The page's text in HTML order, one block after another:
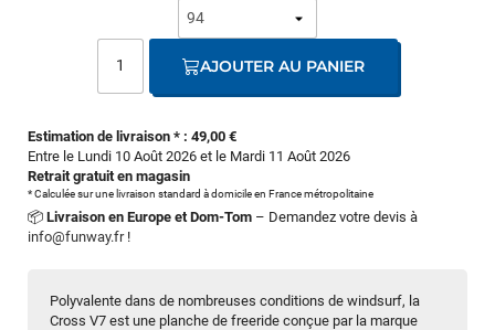
Polyvalente dans de nombreuses conditions de windsurf, la
Cross V7 est une planche de freeride conçue par la marque
Estimation de livraison * : 49,00 €
Entre le Lundi 10 Août 2026 et le Mardi 11 Août 2026
Retrait gratuit en magasin
* Calculée sur une livraison standard à domicile en France métropolitaine
📦 Livraison en Europe et Dom-Tom – Demandez votre devis à
info@funway.fr!
AJOUTER AU PANIER